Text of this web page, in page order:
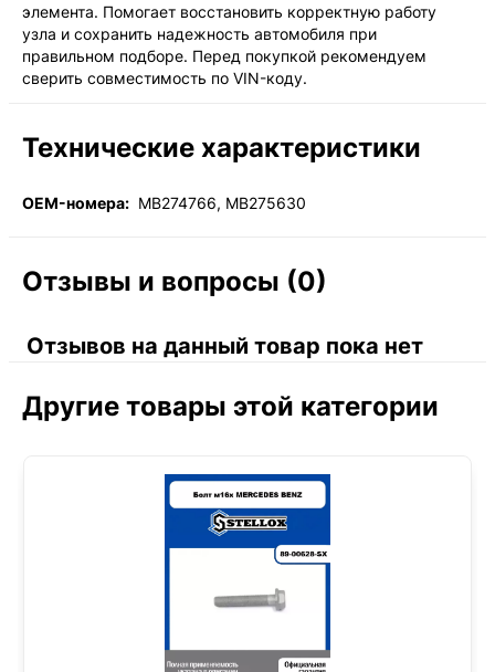
элемента. Помогает восстановить корректную работу
узла и сохранить надежность автомобиля при
правильном подборе. Перед покупкой рекомендуем
сверить совместимость по VIN-коду.
Технические характеристики
OEM-номера: MB274766, MB275630
Отзывы и вопросы (0)
Отзывов на данный товар пока нет
Другие товары этой категории